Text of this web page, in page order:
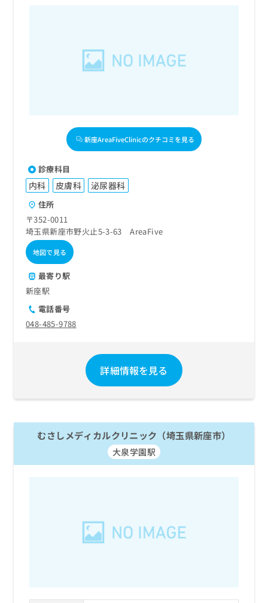
新座AreaFiveClinicのクチコミを見る
診療科目
内科 皮膚科 泌尿器科
住所
〒352-0011
埼玉県新座市野火止5-3-63 AreaFive
地図で見る
最寄り駅
新座駅
電話番号
048-485-9788
詳細情報を見る
むさしメディカルクリニック（埼玉県新座市）
大泉学園駅